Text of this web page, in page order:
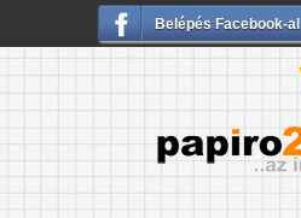
Belépés Facebook-al